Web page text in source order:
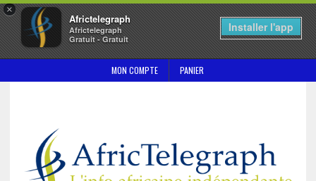
×
Africtelegraph
Africtelegraph
Gratuit - Gratuit
Installer l'app
MON COMPTE PANIER